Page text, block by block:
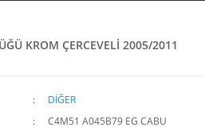
KROM ÇERCEVELİ 2005/2011
DİĞER
C4M51 A045B79 EG CABU